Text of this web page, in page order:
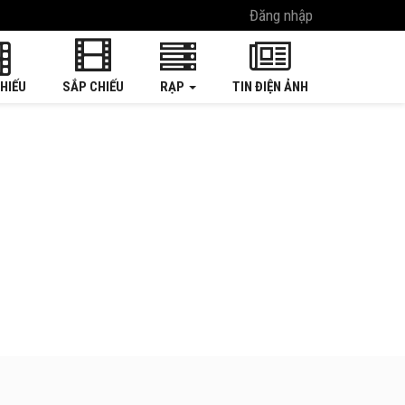
Đăng nhập
SẮP CHIẾU RẠP TIN ĐIỆN ẢNH